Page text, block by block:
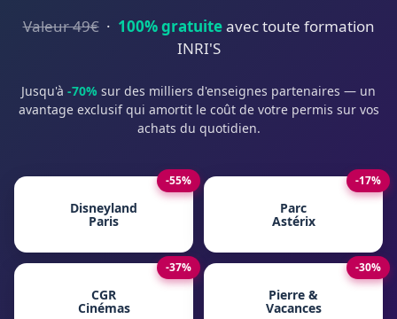
Valeur 49€· 100% gratuiteavec toute formation
INRI'S
Jusqu'à -70% sur des milliers d'enseignes partenaires — un
avantage exclusif qui amortit le coût de votre permis sur vos
achats du quotidien.
-55%
Disneyland
Paris
-17%
Parc
Astérix
-37%
CGR
Cinémas
-30%
Pierre &
Vacances